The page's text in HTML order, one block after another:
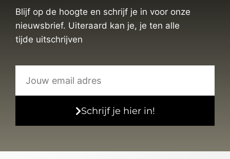
Blijf op de hoogte en schrijf je in voor onze
nieuwsbrief. Uiteraard kan je, je ten alle
tijde uitschrijven
Schrijf je hier in!